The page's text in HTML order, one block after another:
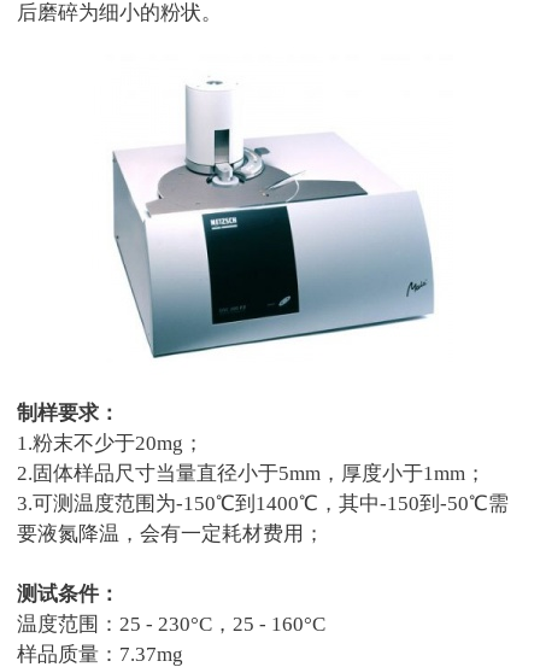
后磨碎为细小的粉状。
制样要求：
1.粉末不少于20mg；
2.固体样品尺寸当量直径小于5mm，厚度小于1mm；
3.可测温度范围为-150℃到1400℃，其中-150到-50℃需
要液氮降温，会有一定耗材费用；
测试条件：
温度范围：25 - 230°C，25 - 160°C
样品质量： 7.37mg